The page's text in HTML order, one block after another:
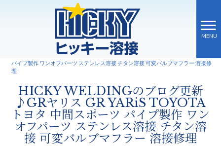
MENU
ヒッキー溶接 HOME
> 新着情報
>
HICKY WELDINGのブログ更新♪GRヤリス GR YARiS TOYOTA トヨタ 中間スポーツ
パイプ製作 ワンオフパーツ ステンレス溶接 チタン溶接 可変バルブマフラー 溶接修
理
HICKY WELDINGのブログ更新
♪GRヤリス GR YARiS TOYOTA
トヨタ 中間スポーツ パイプ製作 ワン
オフパーツ ステンレス溶接 チタン溶
接 可変バルブマフラー 溶接修理